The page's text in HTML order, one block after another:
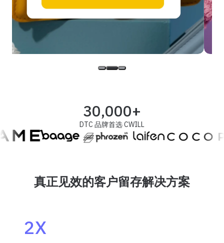
30,000+
DTC 品牌首选 CWILL
真正见效的客户留存解决方案
2X